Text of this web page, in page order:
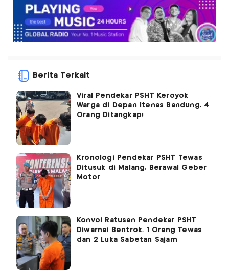
Berita Terkait
Viral Pendekar PSHT Keroyok
Warga di Depan Itenas Bandung, 4
Orang Ditangkap!
Kronologi Pendekar PSHT Tewas
Ditusuk di Malang, Berawal Geber
Motor
Konvoi Ratusan Pendekar PSHT
Diwarnai Bentrok, 1 Orang Tewas
dan 2 Luka Sabetan Sajam